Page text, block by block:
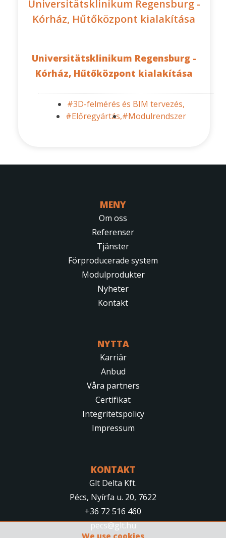
Universitätsklinikum Regensburg -
Kórház, Hűtőközpont kialakítása
Universitätsklinikum Regensburg -
Kórház, Hűtőközpont kialakítása
#3D-felmérés és BIM tervezés,
#Előregyártás,#Modulrendszer
MENY
Om oss
Referenser
Tjänster
Förproducerade system
Modulprodukter
Nyheter
Kontakt
NYTTA
Karriär
Anbud
Våra partners
Certifikat
Integritetspolicy
Impressum
KONTAKT
Glt Delta Kft.
Pécs, Nyírfa u. 20, 7622
+36 72 516 460
pecs@glt.hu
We use cookies